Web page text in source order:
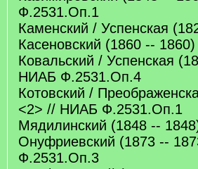
Ф.2531.Оп.1
Каменский / Успенская
Касеновский (1860 --
Ковальский / Успенская
НИАБ Ф.2531.Оп.4
Котовский /
<2> // НИАБ Ф.2531.Оп.1
Мядилинский (1848 --
Онуфриевский (1873 --
Ф.2531.Оп.3